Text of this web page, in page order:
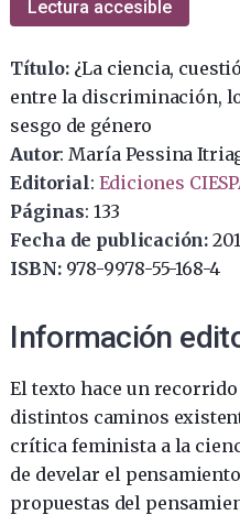
Lectura accesible
Título:¿La ciencia,
entre la discriminación,
sesgo de género
Autor: María Pessina
Editorial: Ediciones
Páginas: 133
Fecha de publicación:
ISBN:978-9978-55-168-4
Información
El texto hace un
distintos caminos
crítica feminista a la
de develar el
propuestas del